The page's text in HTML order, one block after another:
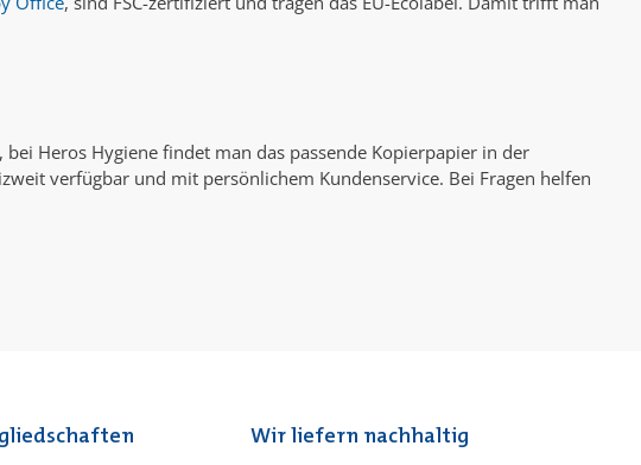
Heros Hygiene findet man das passende Kopierpapier in der
verfügbar und mit persönlichem Kundenservice. Bei Fragen helfen
Wir liefern nachhaltig